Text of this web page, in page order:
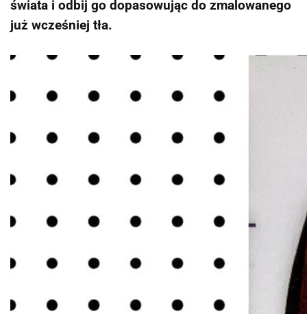
świata i odbij go dopasowując do zmalowanego
już wcześniej tła.